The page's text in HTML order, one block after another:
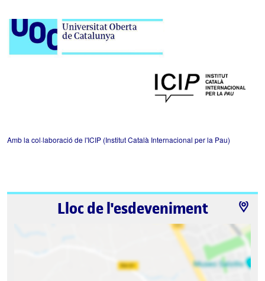
Amb la col·laboració de l'ICIP (Institut Català Internacional per la Pau)
Lloc de l'esdeveniment